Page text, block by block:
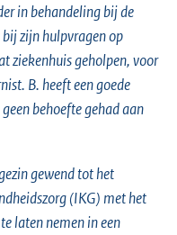
in behandeling bij de
zijn hulpvragen op
ziekenhuis geholpen, voor
B. heeft een goede
behoefte gehad aan
gewend tot het
(IKG) met het
laten nemen in een